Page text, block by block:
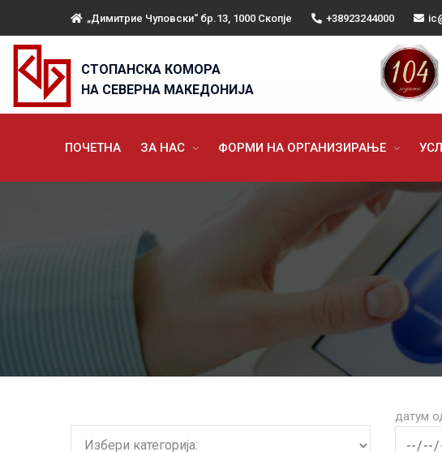
„Димитрие Чуповски“ бр.13, 1000 Скопје +38923244000
СТОПАНСКА КОМОРА
НА СЕВЕРНА МАКЕДОНИЈА
ПОЧЕТНА ЗА НАС ФОРМИ НА ОРГАНИЗИРАЊЕ
датум